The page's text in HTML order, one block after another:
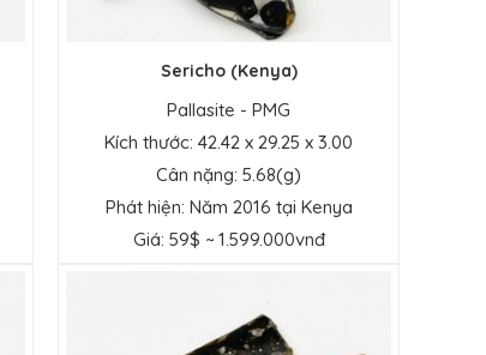
Sericho (Kenya)
Pallasite - PMG
Kích thước: 42.42 x 29.25 x 3.00
Cân nặng: 5.68(g)
Phát hiện: Năm 2016 tại Kenya
Giá: 59$ ~ 1.599.000vnđ